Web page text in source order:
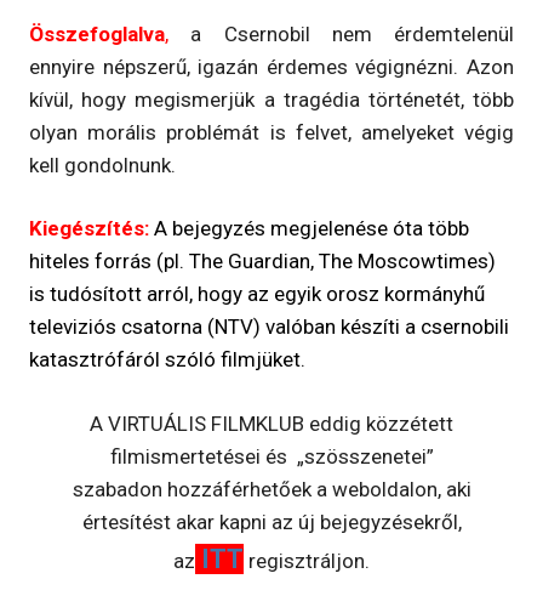
Összefoglalva, a Csernobil nem érdemtelenül
ennyire népszerű, igazán érdemes végignézni. Azon
kívül, hogy megismerjük a tragédia történetét, több
olyan morális problémát is felvet, amelyeket végig
kell gondolnunk.
Kiegészítés: A bejegyzés megjelenése óta több
hiteles forrás (pl. The Guardian, The Moscowtimes)
is tudósított arról, hogy az egyik orosz kormányhű
televiziós csatorna (NTV) valóban készíti a csernobili
katasztrófáról szóló filmjüket.
A VIRTUÁLIS FILMKLUB eddig közzétett
filmismertetései és „szösszenetei”
szabadon hozzáférhetőek a weboldalon, aki
értesítést akar kapni az új bejegyzésekről,
az ITT regisztráljon.